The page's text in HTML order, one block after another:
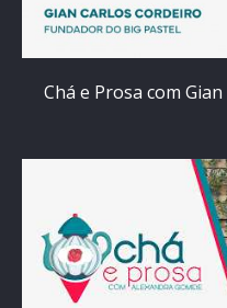
Chá e Prosa com